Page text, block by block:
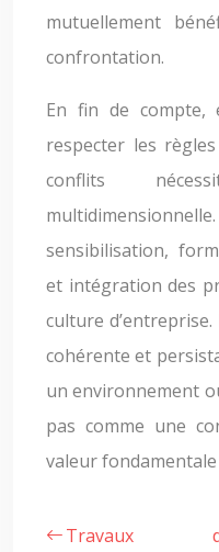
mutuellement
confrontation.
En fin de compte,
respecter les
conflits
sensibilisation,
et intégration des
culture
cohérente et
un environnement
pas comme une
valeur
Travaux